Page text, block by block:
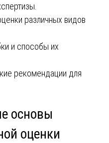
различных видов
и способы их
рекомендации для
основы
оценки